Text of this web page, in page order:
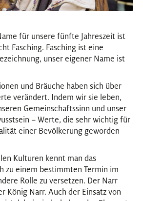
für unsere fünfte Jahreszeit ist
Fasching. Fasching ist eine
unser eigener Name ist
und Bräuche haben sich über
verändert. Indem wir sie leben,
Gemeinschaftssinn und unser
– Werte, die sehr wichtig für
einer Bevölkerung geworden
Kulturen kennt man das
zu einem bestimmten Termin im
Rolle zu versetzen. Der Narr
König Narr. Auch der Einsatz von